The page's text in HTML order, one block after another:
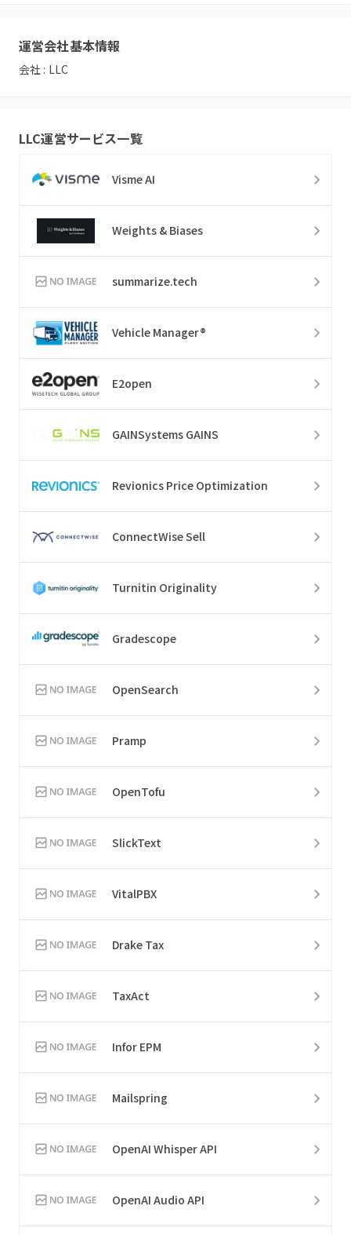
運営会社基本情報
会社 : LLC
LLC運営サービス一覧
Visme AI
Weights & Biases
summarize.tech
Vehicle Manager®
E2open
GAINSystems GAINS
Revionics Price Optimization
ConnectWise Sell
Turnitin Originality
Gradescope
OpenSearch
Pramp
OpenTofu
SlickText
VitalPBX
Drake Tax
TaxAct
Infor EPM
Mailspring
OpenAI Whisper API
OpenAI Audio API